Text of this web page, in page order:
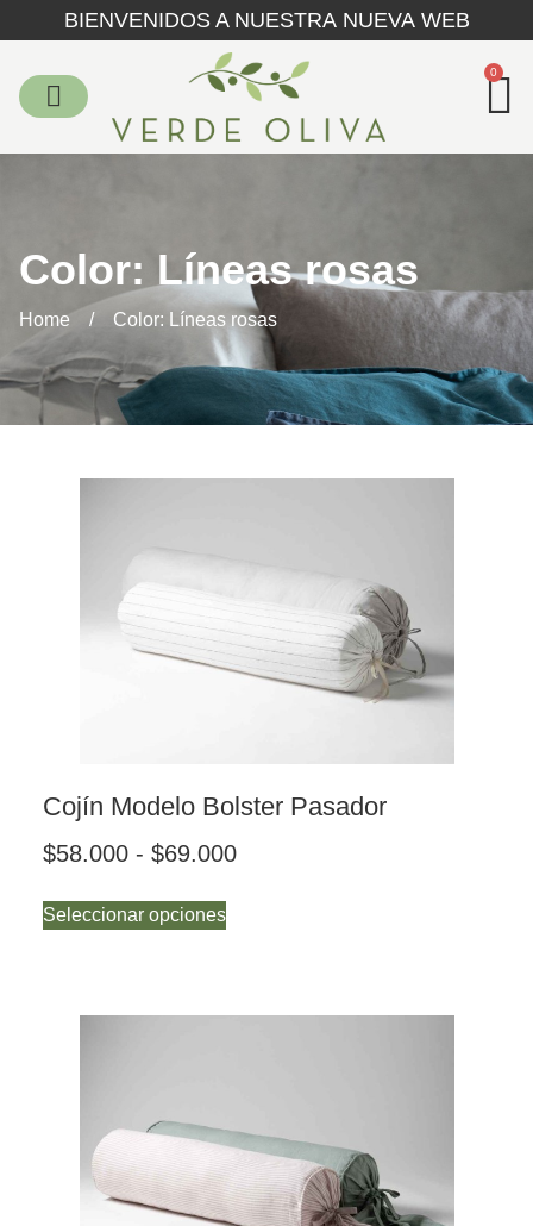
BIENVENIDOS A NUESTRA NUEVA WEB
0
Color: Líneas rosas
Home / Color: Líneas rosas
Cojín Modelo Bolster Pasador
$58.000 - $69.000
Seleccionar opciones